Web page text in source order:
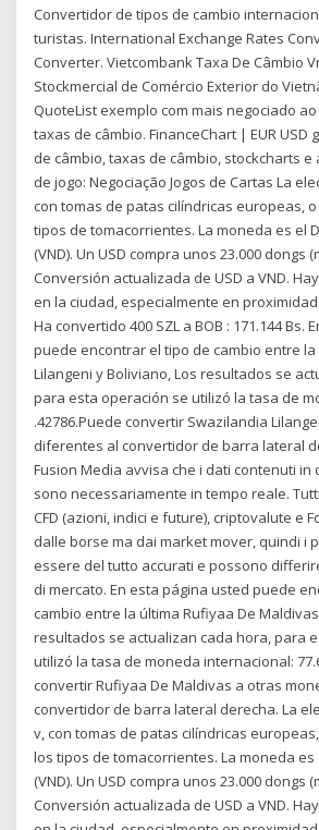
Convertidor de tipos de cambio
turistas. International Exchange Rates
Converter. Vietcombank Taxa De Câmbio
Stockmercial de Comércio Exterior do
QuoteList exemplo com mais negociado
taxas de câmbio. FinanceChart | EUR USD
de câmbio, taxas de câmbio, stockcharts e
de jogo: Negociação Jogos de Cartas La
con tomas de patas cilíndricas europeas, o
tipos de tomacorrientes. La moneda es el
(VND). Un USD compra unos 23.000 dongs
Conversión actualizada de USD a VND.
en la ciudad, especialmente en
Ha convertido 400 SZL a BOB : 171.144 Bs.
puede encontrar el tipo de cambio entre
Lilangeni y Boliviano, Los resultados se
para esta operación se utilizó la tasa de
.42786.Puede convertir Swazilandia
diferentes al convertidor de barra lateral
Fusion Media avvisa che i dati contenuti in
sono necessariamente in tempo reale.
CFD (azioni, indici e future), criptovalute e
dalle borse ma dai market mover, quindi i
essere del tutto accurati e possono
di mercato. En esta página usted puede
cambio entre la última Rufiyaa De
resultados se actualizan cada hora, para
utilizó la tasa de moneda internacional:
convertir Rufiyaa De Maldivas a otras
convertidor de barra lateral derecha. La
v, con tomas de patas cilíndricas
los tipos de tomacorrientes. La moneda
(VND). Un USD compra unos 23.000 dongs
Conversión actualizada de USD a VND.